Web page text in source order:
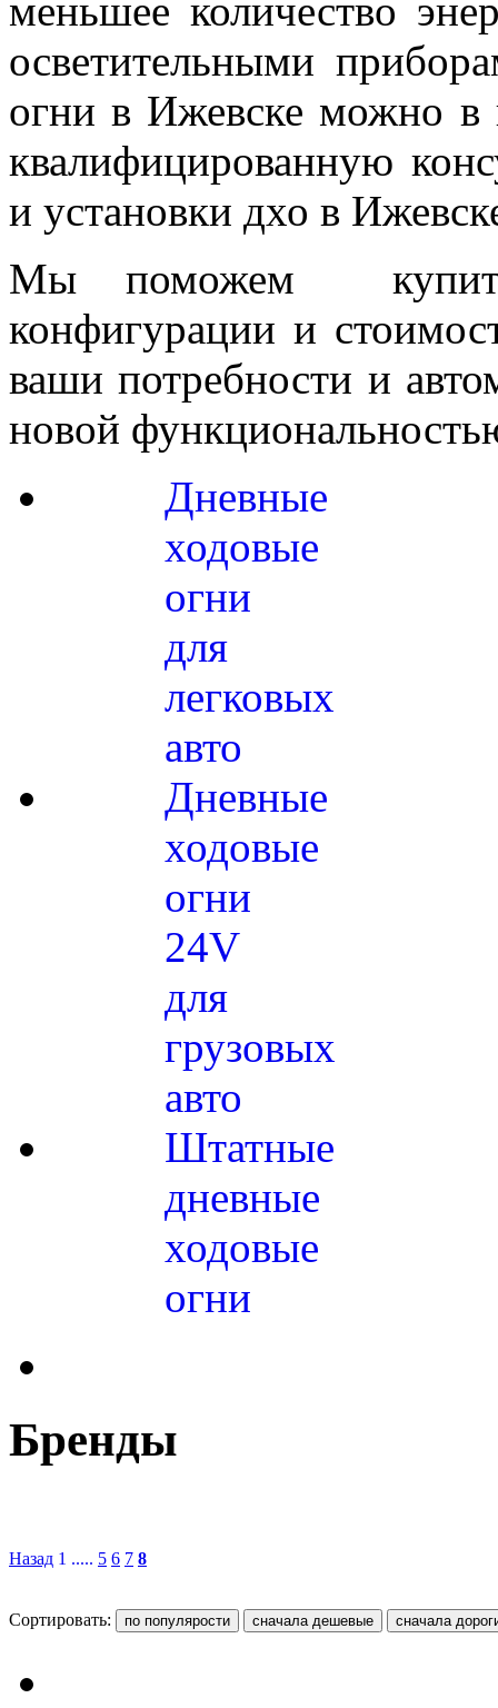
меньшее количество
осветительными
огни в Ижевске можно
квалифицированную
и установки дхо в
Мы поможем
конфигурации и
ваши потребности и
новой
Дневные
ходовые
огни
для
легковых
авто
Дневные
ходовые
огни
24V
для
грузовых
авто
Штатные
дневные
ходовые
огни
Бренды
Назад 1 ..... 5 6 7 8
Сортировать: